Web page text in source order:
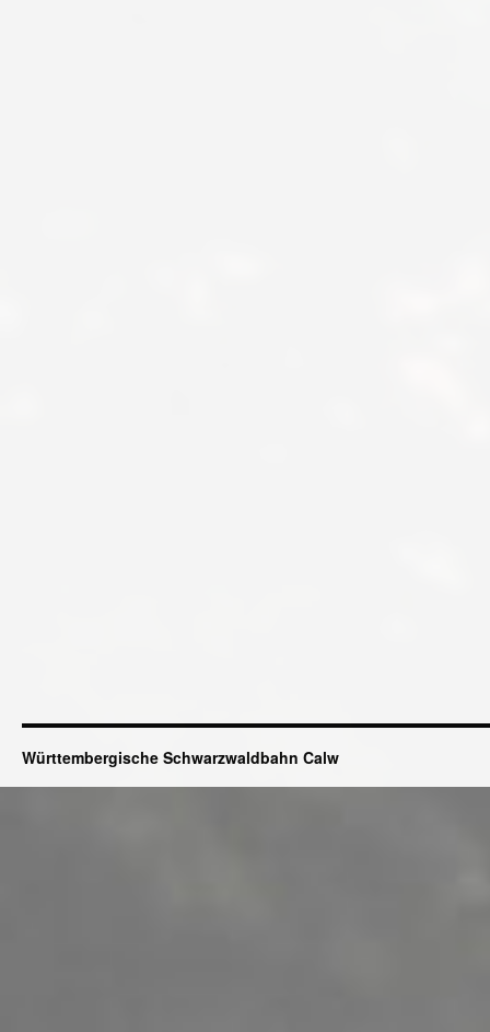
Württembergische Schwarzwaldbahn Calw